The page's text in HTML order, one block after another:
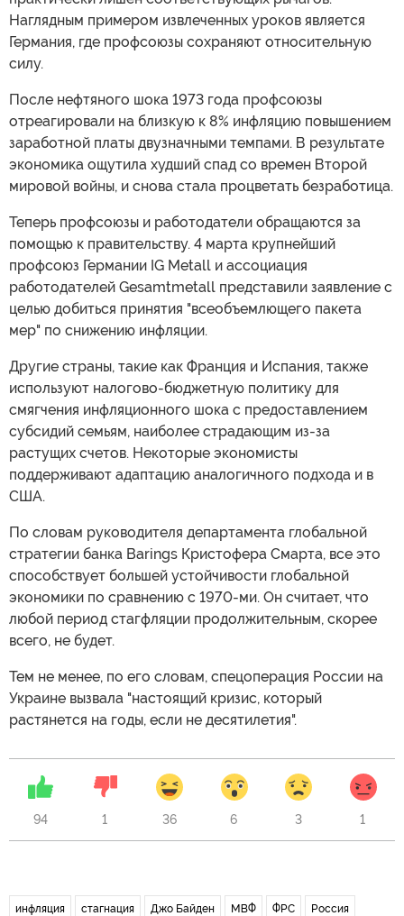
Наглядным примером извлеченных уроков является
Германия, где профсоюзы сохраняют относительную
силу.
После нефтяного шока 1973 года профсоюзы
отреагировали на близкую к 8% инфляцию повышением
заработной платы двузначными темпами. В результате
экономика ощутила худший спад со времен Второй
мировой войны, и снова стала процветать безработица.
Теперь профсоюзы и работодатели обращаются за
помощью к правительству. 4 марта крупнейший
профсоюз Германии IG Metall и ассоциация
работодателей Gesamtmetall представили заявление с
целью добиться принятия "всеобъемлющего пакета
мер" по снижению инфляции.
Другие страны, такие как Франция и Испания, также
используют налогово-бюджетную политику для
смягчения инфляционного шока с предоставлением
субсидий семьям, наиболее страдающим из-за
растущих счетов. Некоторые экономисты
поддерживают адаптацию аналогичного подхода и в
США.
По словам руководителя департамента глобальной
стратегии банка Barings Кристофера Смарта, все это
способствует большей устойчивости глобальной
экономики по сравнению с 1970-ми. Он считает, что
любой период стагфляции продолжительным, скорее
всего, не будет.
Тем не менее, по его словам, спецоперация России на
Украине вызвала "настоящий кризис, который
растянется на годы, если не десятилетия".
94 1 36 6 3 1
инфляция стагнация Джо Байден МВФ ФРС Россия